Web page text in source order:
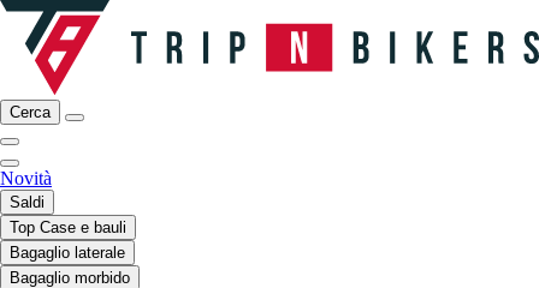
Cerca
Novità
Saldi
Top Case e bauli
Bagaglio laterale
Bagaglio morbido